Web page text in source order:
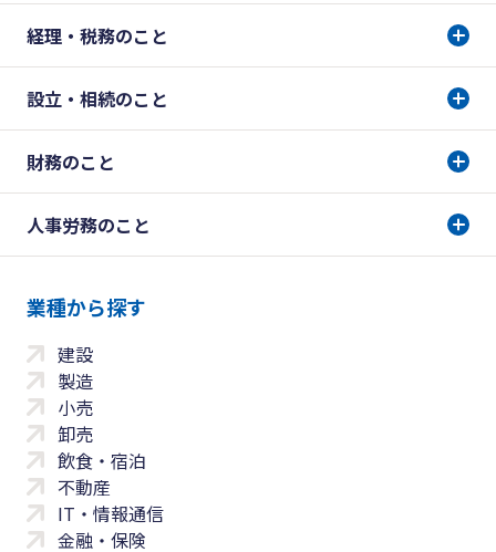
経理・税務のこと
設立・相続のこと
財務のこと
人事労務のこと
業種から探す
建設
製造
小売
卸売
飲食・宿泊
不動産
IT・情報通信
金融・保険